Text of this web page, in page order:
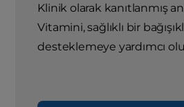
Klinik olarak kanıtlanmış
Vitamini, sağlıklı bir
desteklemeye yardımcı